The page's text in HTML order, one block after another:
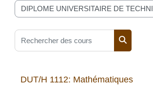
Catégories de cours
Rechercher des cours
DUT/H 1112: Mathématiques